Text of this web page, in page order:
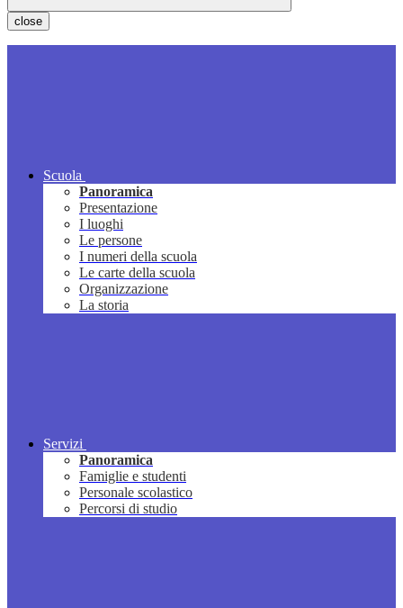
close
Scuola
Panoramica
Presentazione
I luoghi
Le persone
I numeri della scuola
Le carte della scuola
Organizzazione
La storia
Servizi
Panoramica
Famiglie e studenti
Personale scolastico
Percorsi di studio